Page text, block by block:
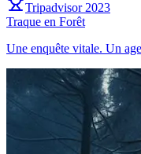
Tripadvisor 2023
Traque en Forêt
Une enquête vitale. Un